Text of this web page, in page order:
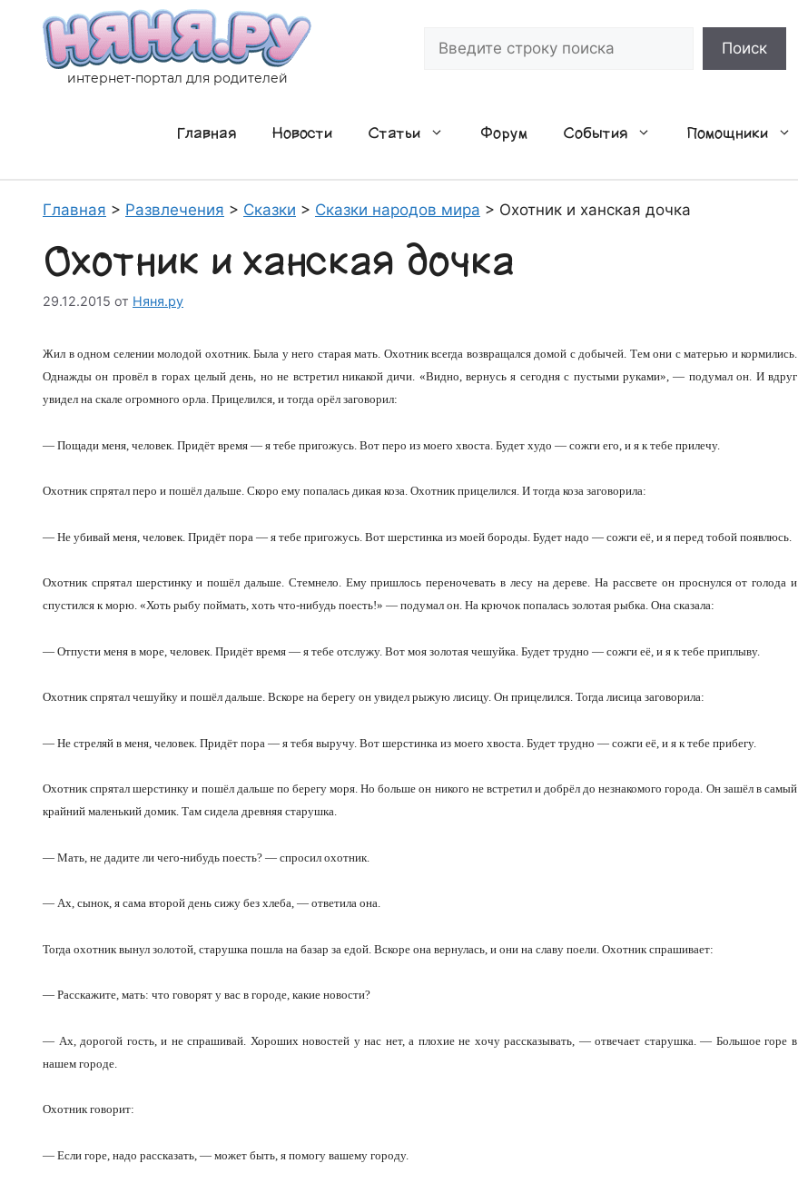
содержимому
интернет-портал для родителей
Поиск
Главная Новости Статьи Форум События Помощники
Главная > Развлечения > Сказки > Сказки народов мира > Охотник и ханская дочка
Охотник и ханская дочка
29.12.2015 от Няня.ру
Жил в одном селении молодой охотник. Была у него старая мать. Охотник всегда возвращался домой с добычей. Тем они с матерью и кормились.
Однажды он провёл в горах целый день, но не встретил никакой дичи. «Видно, вернусь я сегодня с пустыми руками», — подумал он. И вдруг
увидел на скале огромного орла. Прицелился, и тогда орёл заговорил:
— Пощади меня, человек. Придёт время — я тебе пригожусь. Вот перо из моего хвоста. Будет худо — сожги его, и я к тебе прилечу.
Охотник спрятал перо и пошёл дальше. Скоро ему попалась дикая коза. Охотник прицелился. И тогда коза заговорила:
— Не убивай меня, человек. Придёт пора — я тебе пригожусь. Вот шерстинка из моей бороды. Будет надо — сожги её, и я перед тобой появлюсь.
Охотник спрятал шерстинку и пошёл дальше. Стемнело. Ему пришлось переночевать в лесу на дереве. На рассвете он проснулся от голода и
спустился к морю. «Хоть рыбу поймать, хоть что-нибудь поесть!» — подумал он. На крючок попалась золотая рыбка. Она сказала:
— Отпусти меня в море, человек. Придёт время — я тебе отслужу. Вот моя золотая чешуйка. Будет трудно — сожги её, и я к тебе приплыву.
Охотник спрятал чешуйку и пошёл дальше. Вскоре на берегу он увидел рыжую лисицу. Он прицелился. Тогда лисица заговорила:
— Не стреляй в меня, человек. Придёт пора — я тебя выручу. Вот шерстинка из моего хвоста. Будет трудно — сожги её, и я к тебе прибегу.
Охотник спрятал шерстинку и пошёл дальше по берегу моря. Но больше он никого не встретил и добрёл до незнакомого города. Он зашёл в самый
крайний маленький домик. Там сидела древняя старушка.
— Мать, не дадите ли чего-нибудь поесть? — спросил охотник.
— Ах, сынок, я сама второй день сижу без хлеба, — ответила она.
Тогда охотник вынул золотой, старушка пошла на базар за едой. Вскоре она вернулась, и они на славу поели. Охотник спрашивает:
— Расскажите, мать: что говорят у вас в городе, какие новости?
— Ах, дорогой гость, и не спрашивай. Хороших новостей у нас нет, а плохие не хочу рассказывать, — отвечает старушка. — Большое горе в
нашем городе.
Охотник говорит:
— Если горе, надо рассказать, — может быть, я помогу вашему городу.